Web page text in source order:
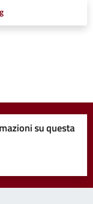
su questa